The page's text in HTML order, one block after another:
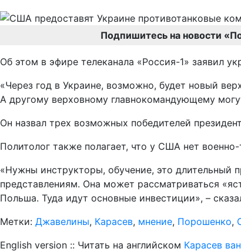
Подпишитесь на новости
Об этом в эфире телеканала «Россия-1» заявил
«Через год в Украине, возможно, будет новый
А другому верховному главнокомандующему
Он назвал трех возможных победителей
Политолог также полагает, что у США нет
«Нужны инструкторы, обучение, это длительный
представлениям. Она может рассматриваться
Польша. Туда идут основные инвестиции», –
Метки: Джавелины, Карасев, мнение, Порошенко,
English version :: Читать на английском Карасев